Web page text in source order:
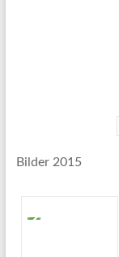
Bilder 2015